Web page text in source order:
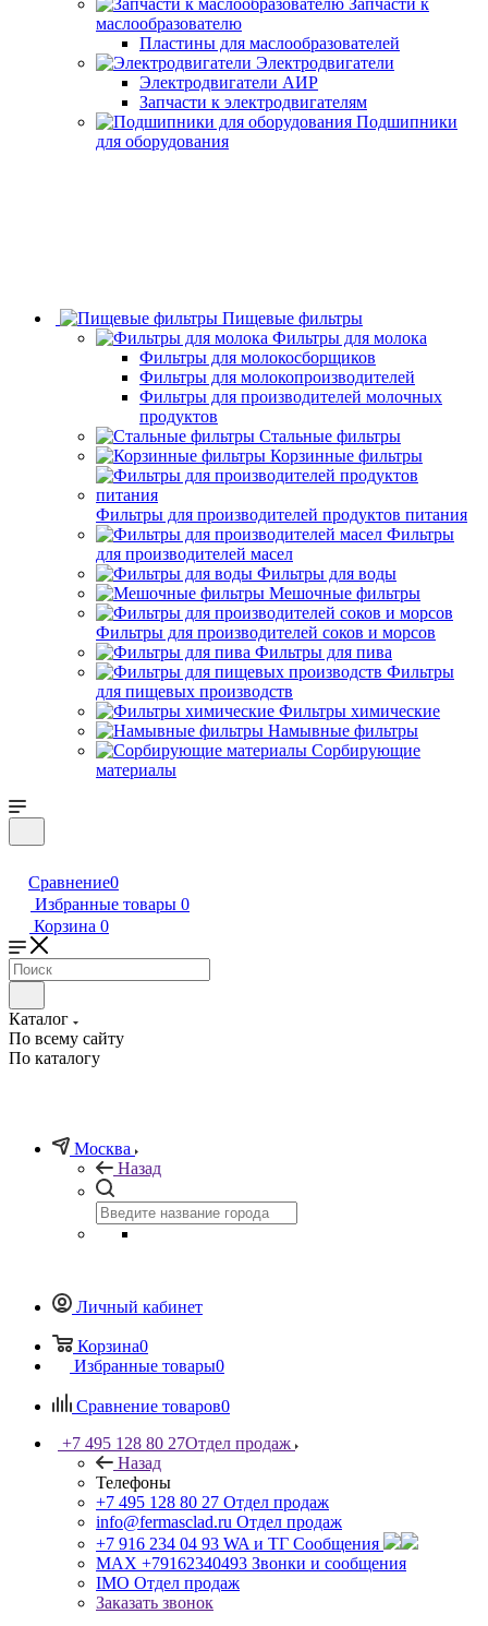
Запчасти к
маслообразователю
Пластины для маслообразователей
Электродвигатели
Электродвигатели АИР
Запчасти к электродвигателям
Подшипники
для оборудования
Пищевые фильтры
Фильтры для молока
Фильтры для молокосборщиков
Фильтры для молокопроизводителей
Фильтры для производителей молочных
продуктов
Стальные фильтры
Корзинные фильтры
Фильтры для производителей продуктов питания
Фильтры
для производителей масел
Фильтры для воды
Мешочные фильтры
Фильтры для производителей соков и морсов
Фильтры для пива
Фильтры
для пищевых производств
Фильтры химические
Намывные фильтры
Сорбирующие
материалы
Сравнение0
Избранные товары 0
Корзина 0
Каталог
По всему сайту
По каталогу
Москва
Назад
Личный кабинет
Корзина0
Избранные товары0
Сравнение товаров0
+7 495 128 80 27Отдел продаж
Назад
Телефоны
+7 495 128 80 27 Отдел продаж
info@fermasclad.ru Отдел продаж
+7 916 234 04 93 WA и ТГ Сообщения
MAX +79162340493 Звонки и сообщения
IMO Отдел продаж
Заказать звонок